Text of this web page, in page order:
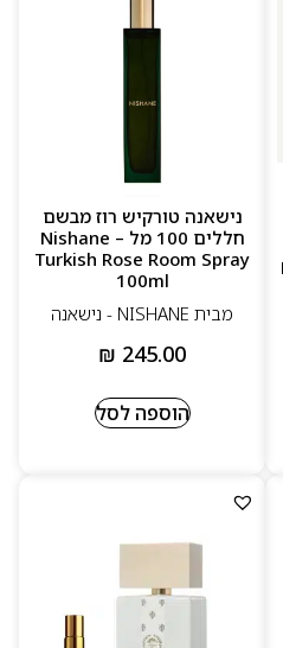
נישאנה טורקיש רוז מבשם
חללים 100 מל – Nishane
Turkish Rose Room Spray
100ml
מבית NISHANE - נישאנה
₪ 245.00
הוספה לסל